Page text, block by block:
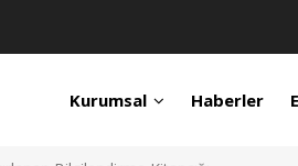
Kurumsal Haberler